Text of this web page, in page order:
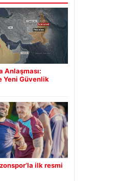
Anlaşması:
Yeni Güvenlik
ilk resmi